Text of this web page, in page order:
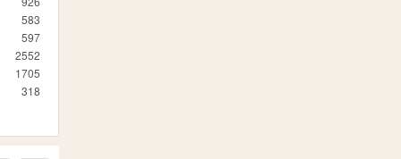
583
597
2552
1705
318